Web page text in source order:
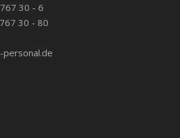
30 - 6
30 - 80
personal.de